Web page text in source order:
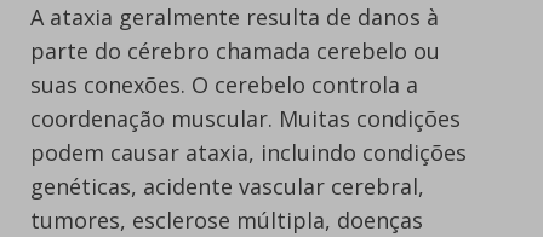
A ataxia geralmente resulta de danos à
parte do cérebro chamada cerebelo ou
suas conexões. O cerebelo controla a
coordenação muscular. Muitas condições
podem causar ataxia, incluindo condições
genéticas, acidente vascular cerebral,
tumores, esclerose múltipla, doenças